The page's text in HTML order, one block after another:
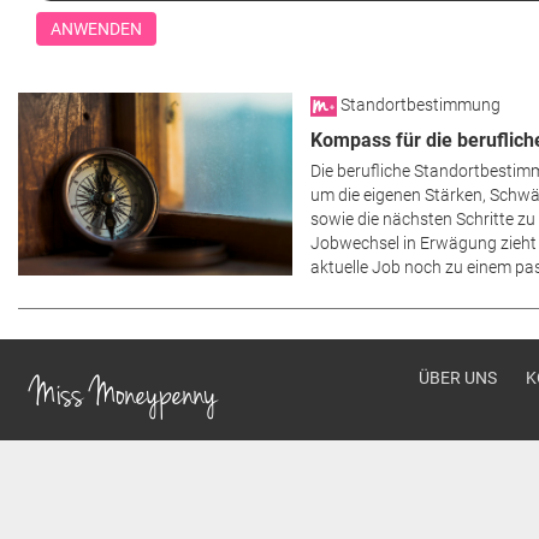
Standortbestimmung
Kompass für die
Die berufliche
um die eigenen Stärken,
sowie die nächsten Schritte
Jobwechsel in Erwägung
aktuelle Job noch zu einem
Miss Moneypenny Footer
ÜBER UNS